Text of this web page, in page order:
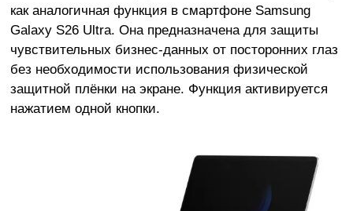
как аналогичная функция в смартфоне Samsung
Galaxy S26 Ultra. Она предназначена для защиты
чувствительных бизнес-данных от посторонних глаз
без необходимости использования физической
защитной плёнки на экране. Функция активируется
нажатием одной кнопки.